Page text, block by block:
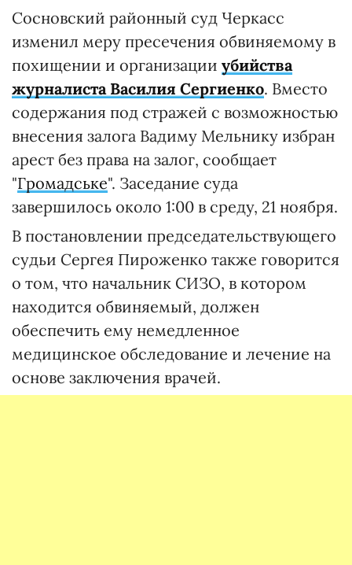
Сосновский районный суд Черкасс
изменил меру пресечения обвиняемому в
похищении и организации убийства
журналиста Василия Сергиенко. Вместо
содержания под стражей с возможностью
внесения залога Вадиму Мельнику избран
арест без права на залог, сообщает
"Громадське". Заседание суда
завершилось около 1:00 в среду, 21 ноября.
В постановлении председательствующего
судьи Сергея Пироженко также говорится
о том, что начальник СИЗО, в котором
находится обвиняемый, должен
обеспечить ему немедленное
медицинское обследование и лечение на
основе заключения врачей.